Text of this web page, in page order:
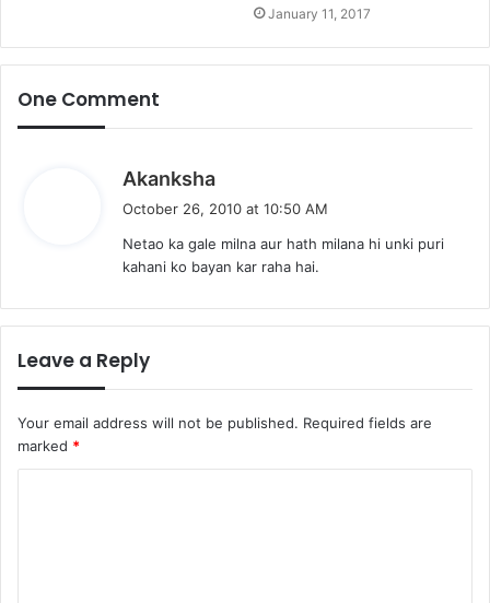
January 11, 2017
One Comment
Akanksha
a
s
:
October 26, 2010 at 10:50 AM
Netao ka gale milna aur hath milana hi unki puri
kahani ko bayan kar raha hai.
Leave a Reply
Your email address will not be published. Required fields are
marked *